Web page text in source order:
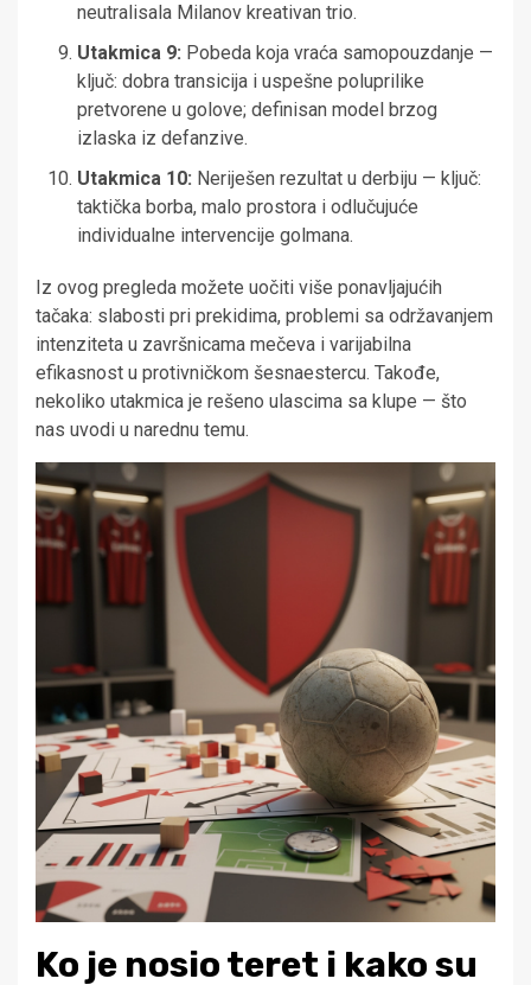
neutralisala Milanov kreativan trio.
Utakmica 9: Pobeda koja vraća samopouzdanje —
ključ: dobra transicija i uspešne poluprilike
pretvorene u golove; definisan model brzog
izlaska iz defanzive.
Utakmica 10: Neriješen rezultat u derbiju — ključ:
taktička borba, malo prostora i odlučujuće
individualne intervencije golmana.
Iz ovog pregleda možete uočiti više ponavljajućih
tačaka: slabosti pri prekidima, problemi sa održavanjem
intenziteta u završnicama mečeva i varijabilna
efikasnost u protivničkom šesnaestercu. Takođe,
nekoliko utakmica je rešeno ulascima sa klupe — što
nas uvodi u narednu temu.
Ko je nosio teret i kako su